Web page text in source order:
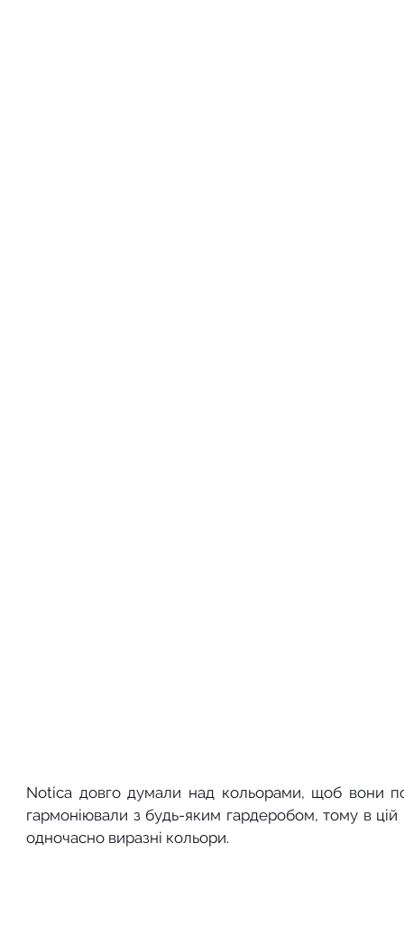
Notica довго думали над кольорами, щоб вони
гармоніювали з будь-яким гардеробом, тому в цій
одночасно виразні кольори.